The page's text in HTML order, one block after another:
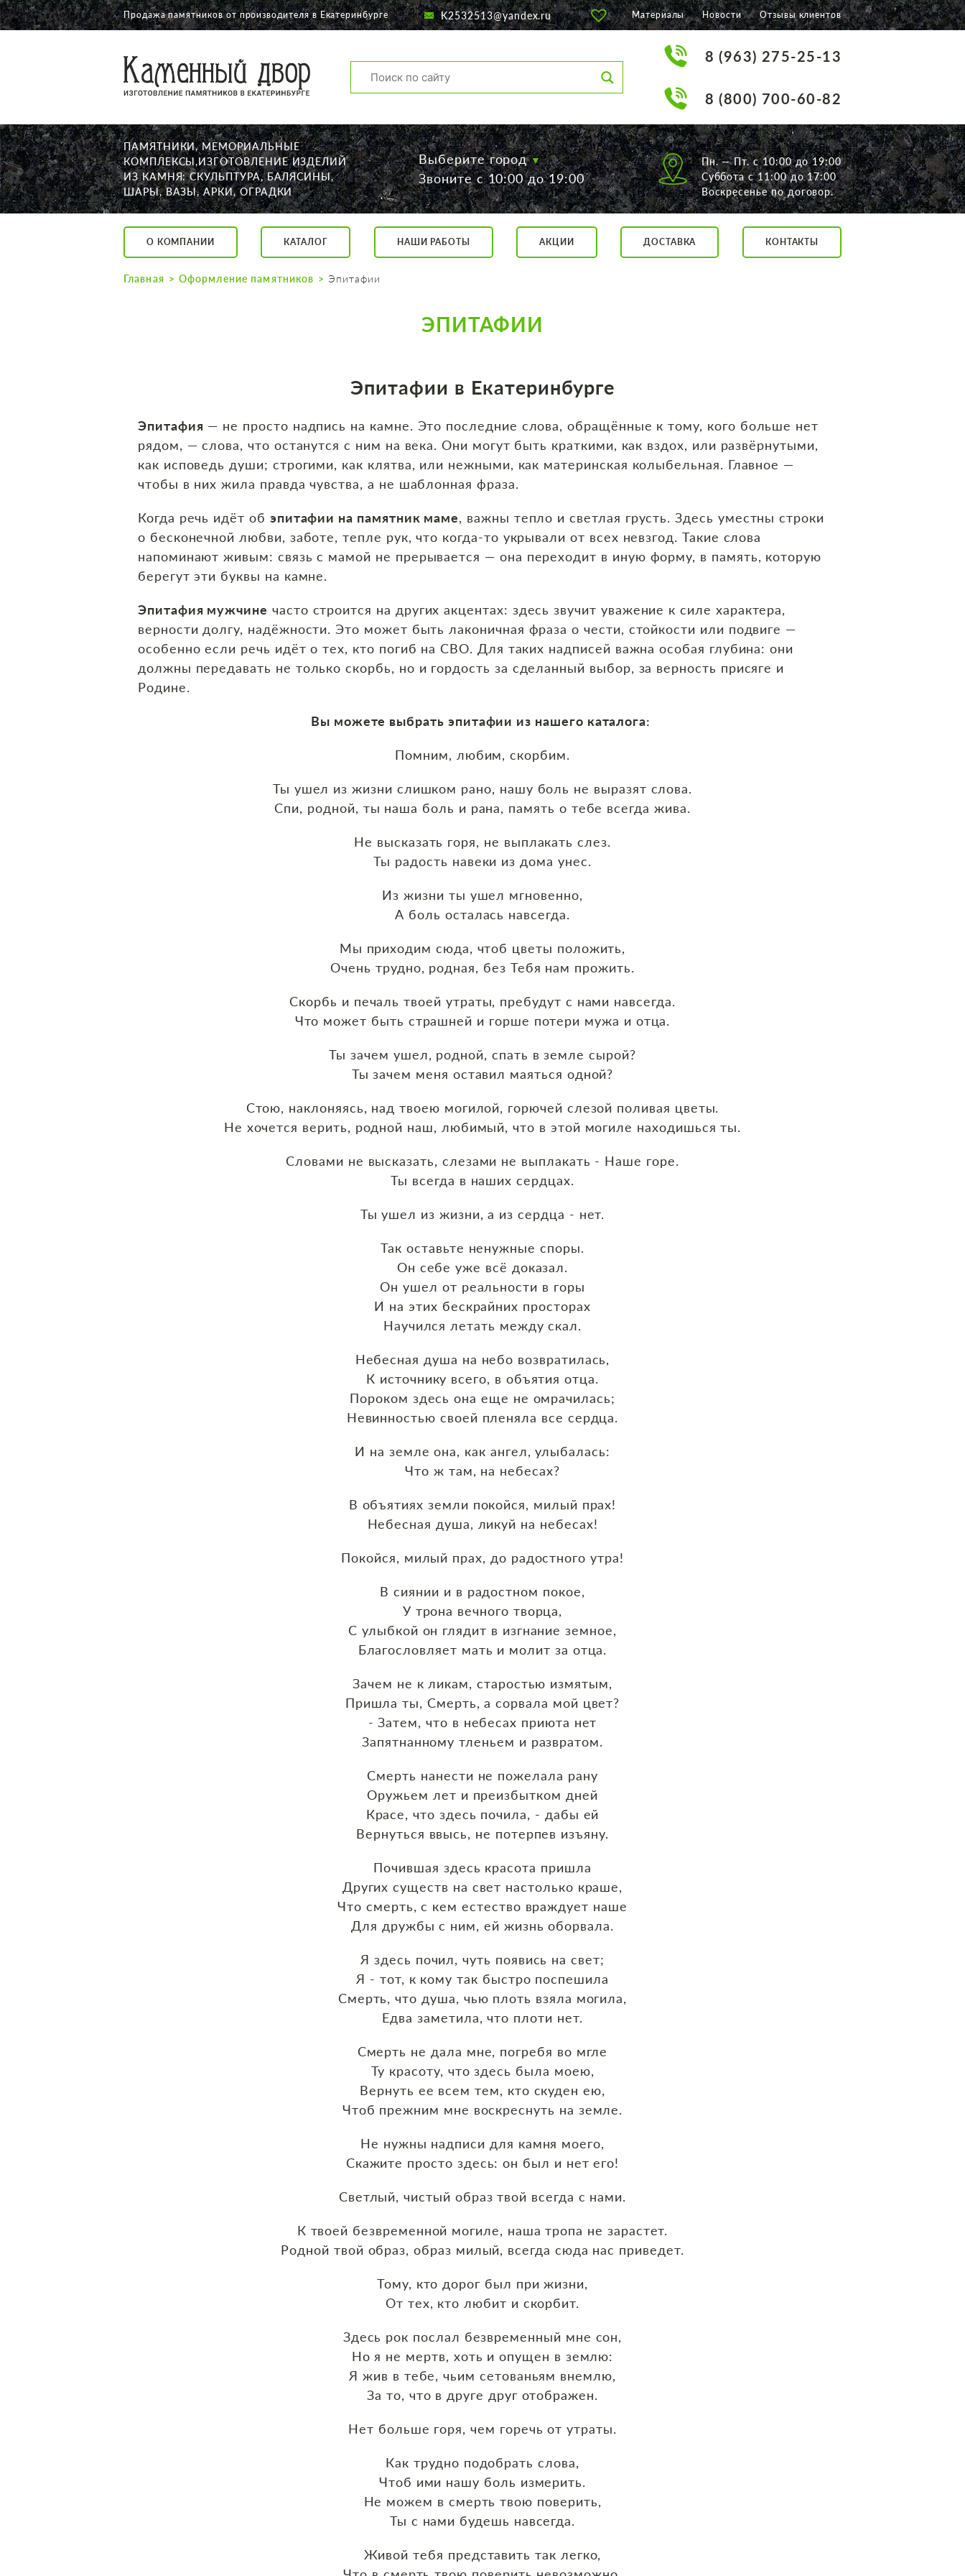
О КОМПАНИИ
КАТАЛОГ
НАШИ РАБОТЫ
АКЦИИ
ДОСТАВКА
КОНТАКТЫ
K2532513@yandex.ru
Екатеринбург, Щорса, 56
Суббота с 11:00 до 17:00
Продажа памятников от производителя в Екатеринбурге K2532513@yandex.ru Материалы Новости Отзывы клиентов
8 (963) 275-25-13
8 (800) 700-60-82
ПАМЯТНИКИ, МЕМОРИАЛЬНЫЕ
КОМПЛЕКСЫ,ИЗГОТОВЛЕНИЕ ИЗДЕЛИЙ
ИЗ КАМНЯ: СКУЛЬПТУРА, БАЛЯСИНЫ,
ШАРЫ, ВАЗЫ, АРКИ, ОГРАДКИ
Выберите город
Звоните с 10:00 до 19:00
Пн. — Пт. с 10:00 до 19:00
Суббота с 11:00 до 17:00
Воскресенье по договор.
О КОМПАНИИ КАТАЛОГ НАШИ РАБОТЫ АКЦИИ ДОСТАВКА КОНТАКТЫ
Главная Оформление памятников Эпитафии
ЭПИТАФИИ
Эпитафии в Екатеринбурге
Эпитафия — не просто надпись на камне. Это последние слова, обращённые к тому, кого больше нет
рядом, — слова, что останутся с ним на века. Они могут быть краткими, как вздох, или развёрнутыми,
как исповедь души; строгими, как клятва, или нежными, как материнская колыбельная. Главное —
чтобы в них жила правда чувства, а не шаблонная фраза.
Когда речь идёт об эпитафии на памятник маме, важны тепло и светлая грусть. Здесь уместны строки
о бесконечной любви, заботе, тепле рук, что когда‑то укрывали от всех невзгод. Такие слова
напоминают живым: связь с мамой не прерывается — она переходит в иную форму, в память, которую
берегут эти буквы на камне.
Эпитафия мужчине часто строится на других акцентах: здесь звучит уважение к силе характера,
верности долгу, надёжности. Это может быть лаконичная фраза о чести, стойкости или подвиге —
особенно если речь идёт о тех, кто погиб на СВО. Для таких надписей важна особая глубина: они
должны передавать не только скорбь, но и гордость за сделанный выбор, за верность присяге и
Родине.
Вы можете выбрать эпитафии из нашего каталога:
Помним, любим, скорбим.
Ты ушел из жизни слишком рано, нашу боль не выразят слова.
Спи, родной, ты наша боль и рана, память о тебе всегда жива.
Не высказать горя, не выплакать слез.
Ты радость навеки из дома унес.
Из жизни ты ушел мгновенно,
А боль осталась навсегда.
Мы приходим сюда, чтоб цветы положить,
Очень трудно, родная, без Тебя нам прожить.
Скорбь и печаль твоей утраты, пребудут с нами навсегда.
Что может быть страшней и горше потери мужа и отца.
Ты зачем ушел, родной, спать в земле сырой?
Ты зачем меня оставил маяться одной?
Стою, наклоняясь, над твоею могилой, горючей слезой поливая цветы.
Не хочется верить, родной наш, любимый, что в этой могиле находишься ты.
Словами не высказать, слезами не выплакать - Наше горе.
Ты всегда в наших сердцах.
Ты ушел из жизни, а из сердца - нет.
Так оставьте ненужные споры.
Он себе уже всё доказал.
Он ушел от реальности в горы
И на этих бескрайних просторах
Научился летать между скал.
Небесная душа на небо возвратилась,
К источнику всего, в объятия отца.
Пороком здесь она еще не омрачилась;
Невинностью своей пленяла все сердца.
И на земле она, как ангел, улыбалась:
Что ж там, на небесах?
В объятиях земли покойся, милый прах!
Небесная душа, ликуй на небесах!
Покойся, милый прах, до радостного утра!
В сиянии и в радостном покое,
У трона вечного творца,
С улыбкой он глядит в изгнание земное,
Благословляет мать и молит за отца.
Зачем не к ликам, старостью измятым,
Пришла ты, Смерть, а сорвала мой цвет?
- Затем, что в небесах приюта нет
Запятнанному тленьем и развратом.
Смерть нанести не пожелала рану
Оружьем лет и преизбытком дней
Красе, что здесь почила, - дабы ей
Вернуться ввысь, не потерпев изъяну.
Почившая здесь красота пришла
Других существ на свет настолько краше,
Что смерть, с кем естество враждует наше
Для дружбы с ним, ей жизнь оборвала.
Я здесь почил, чуть появись на свет;
Я - тот, к кому так быстро поспешила
Смерть, что душа, чью плоть взяла могила,
Едва заметила, что плоти нет.
Смерть не дала мне, погребя во мгле
Ту красоту, что здесь была моею,
Вернуть ее всем тем, кто скуден ею,
Чтоб прежним мне воскреснуть на земле.
Не нужны надписи для камня моего,
Скажите просто здесь: он был и нет его!
Светлый, чистый образ твой всегда с нами.
К твоей безвременной могиле, наша тропа не зарастет.
Родной твой образ, образ милый, всегда сюда нас приведет.
Тому, кто дорог был при жизни,
От тех, кто любит и скорбит.
Здесь рок послал безвременный мне сон,
Но я не мертв, хоть и опущен в землю:
Я жив в тебе, чьим сетованьям внемлю,
За то, что в друге друг отображен.
Нет больше горя, чем горечь от утраты.
Как трудно подобрать слова,
Чтоб ими нашу боль измерить.
Не можем в смерть твою поверить,
Ты с нами будешь навсегда.
Живой тебя представить так легко,